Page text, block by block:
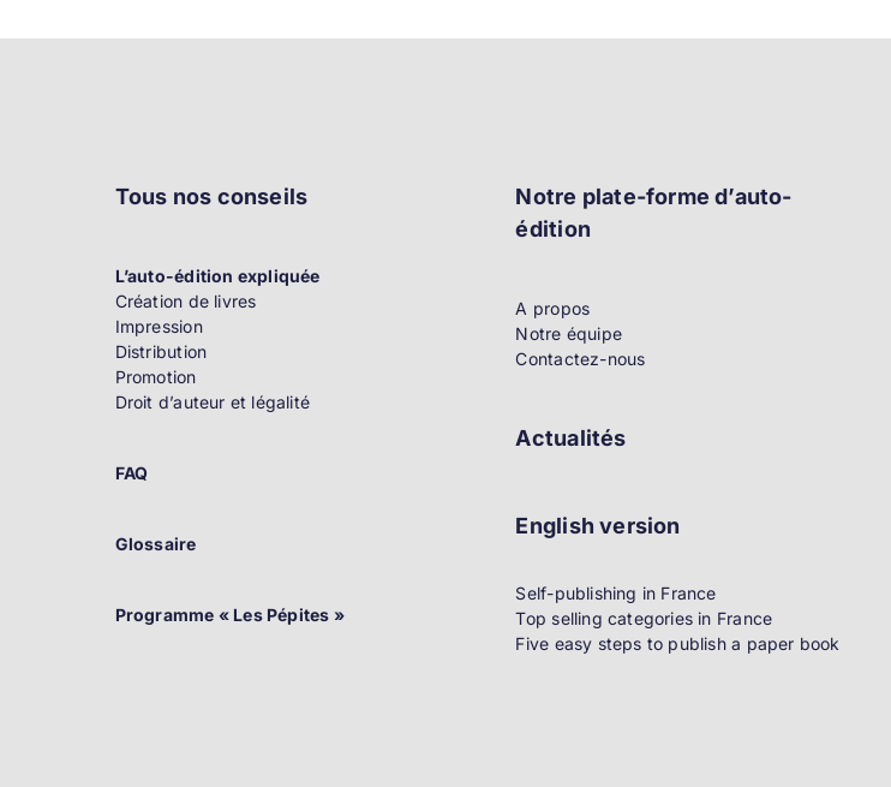
Tous nos conseils
L’auto-édition expliquée
Création de livres
Impression
Distribution
Promotion
Droit d’auteur et légalité
FAQ
Glossaire
Programme « Les Pépites »
Notre plate-forme d’auto-
édition
A propos
Notre équipe
Contactez-nous
Actualités
English version
Self-publishing in France
Top selling categories in France
Five easy steps to publish a paper book